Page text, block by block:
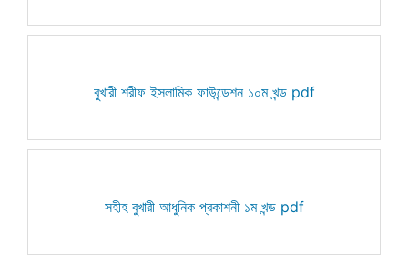
বুখারী শরীফ ইসলামিক ফাউন্ডেশন ১০ম খন্ড pdf
সহীহ বুখারী আধুনিক প্রকাশনী ১ম খন্ড pdf